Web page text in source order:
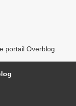
portail Overblog